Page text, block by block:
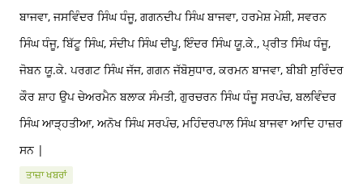
ਬਾਜਵਾ, ਜਸਵਿੰਦਰ ਸਿੰਘ ਧੰਜੂ, ਗਗਨਦੀਪ ਸਿੰਘ ਬਾਜਵਾ, ਹਰਮੇਸ਼ ਮੇਸ਼ੀ, ਸਵਰਨ
ਸਿੰਘ ਧੰਜੂ, ਬਿੱਟੂ ਸਿੰਘ, ਸੰਦੀਪ ਸਿੰਘ ਦੀਪੂ, ਇੰਦਰ ਸਿੰਘ ਯੂ.ਕੇ., ਪ੍ਰੀਤ ਸਿੰਘ ਧੰਜੂ,
ਜੋਬਨ ਯੂ.ਕੇ. ਪਰਗਟ ਸਿੰਘ ਜੱਜ, ਗਗਨ ਜੱਬੋਸੁਧਾਰ, ਕਰਮਨ ਬਾਜਵਾ, ਬੀਬੀ ਸੁਰਿੰਦਰ
ਕੌਰ ਸ਼ਾਹ ਉਪ ਚੇਅਰਮੈਨ ਬਲਾਕ ਸੰਮਤੀ, ਗੁਰਚਰਨ ਸਿੰਘ ਧੰਜੂ ਸਰਪੰਚ, ਬਲਵਿੰਦਰ
ਸਿੰਘ ਆੜ੍ਹਤੀਆ, ਅਨੋਖ ਸਿੰਘ ਸਰਪੰਚ, ਮਹਿੰਦਰਪਾਲ ਸਿੰਘ ਬਾਜਵਾ ਆਦਿ ਹਾਜ਼ਰ
ਸਨ |
ਤਾਜ਼ਾ ਖਬਰਾਂ